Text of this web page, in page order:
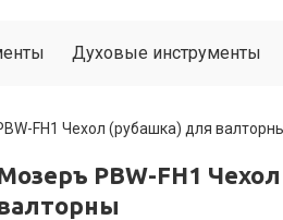
Духовые инструменты
FH1 Чехол (рубашка) для
PBW-FH1